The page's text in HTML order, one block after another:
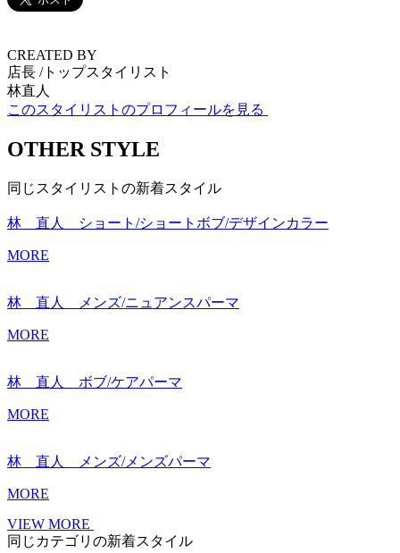
CREATED BY
店長 /トップスタイリスト
林直人
このスタイリストのプロフィールを見る
OTHER STYLE
同じスタイリストの新着スタイル
林 直人 ショート/ショートボブ/デザインカラー
MORE
林 直人 メンズ/ニュアンスパーマ
MORE
林 直人 ボブ/ケアパーマ
MORE
林 直人 メンズ/メンズパーマ
MORE
VIEW MORE
同じカテゴリの新着スタイル